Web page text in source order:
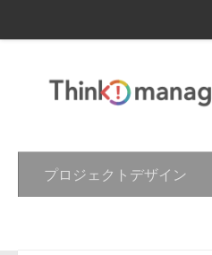
プロジェクトデザイン